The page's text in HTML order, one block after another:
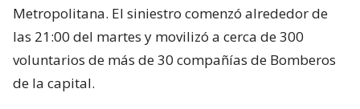
Metropolitana. El siniestro comenzó alrededor de
las 21:00 del martes y movilizó a cerca de 300
voluntarios de más de 30 compañías de Bomberos
de la capital.